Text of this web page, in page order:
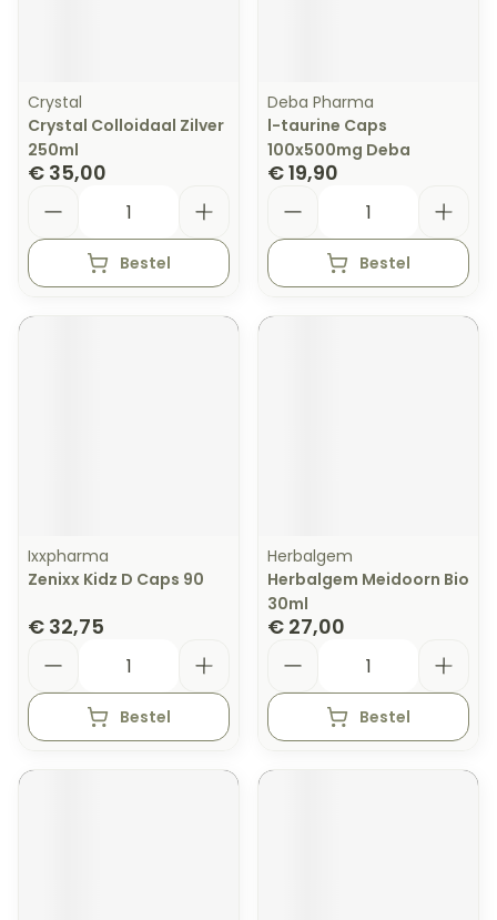
Crystal
Crystal Colloidaal Zilver
250ml
€ 35,00
Bestel
Deba Pharma
l-taurine Caps
100x500mg Deba
€ 19,90
Bestel
Ixxpharma
Zenixx Kidz D Caps 90
€ 32,75
Bestel
Herbalgem
Herbalgem Meidoorn Bio
30ml
€ 27,00
Bestel